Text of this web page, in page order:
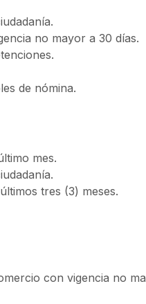
no mayor a 30 días.
de nómina.
mes.
tres (3) meses.
con vigencia no